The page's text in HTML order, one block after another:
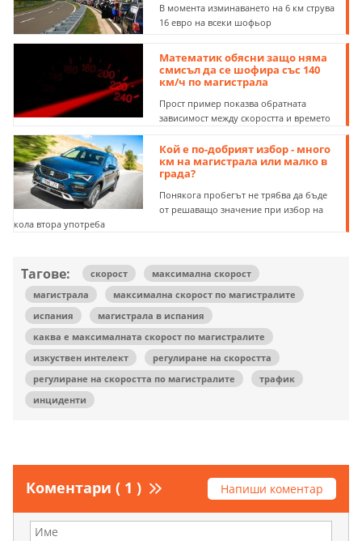
В момента изминаването на 6 км струва
16 евро на всеки шофьор
Математик обясни защо няма
смисъл да се шофира със 140
км/ч по магистрала
Прост пример показва обратната
зависимост между скоростта и времето
Кой е по-добрият избор - много
км на магистрала или малко в
града?
Понякога пробегът не трябва да бъде
от решаващо значение при избор на
кола втора употреба
Тагове: скорост
максимална скорост
магистрала
максимална скорост по магистралите
испания
магистрала в испания
каква е максималната скорост по магистралите
изкуствен интелект
регулиране на скоростта
регулиране на скоростта по магистралите
трафик
инциденти
Коментари ( 1 ) Напиши коментар